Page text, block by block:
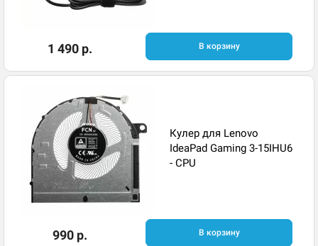
1 490 р. В корзину
Кулер для Lenovo
IdeaPad Gaming 3-15IHU6
- CPU
990 р. В корзину